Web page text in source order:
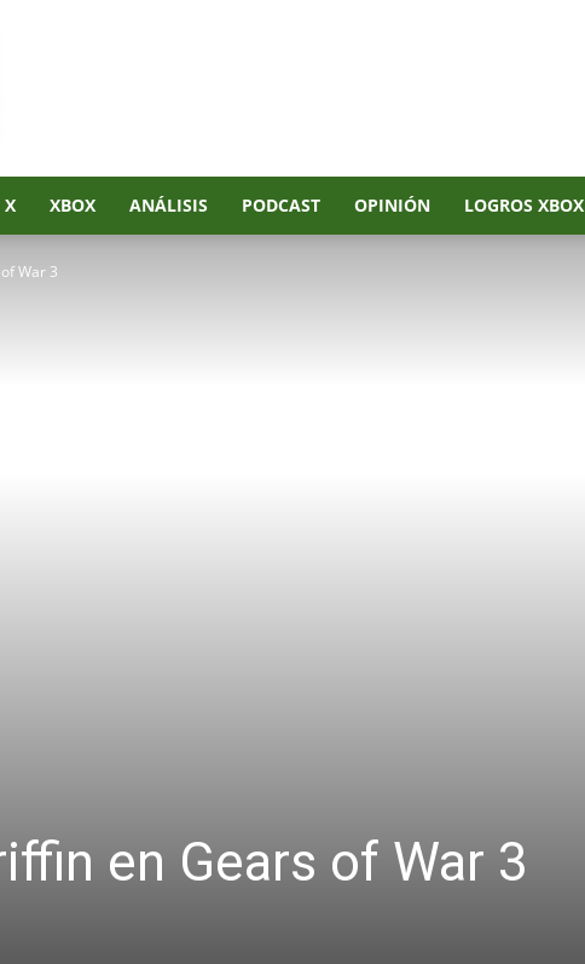
X XBOX ANÁLISIS PODCAST OPINIÓN LOGROS XBOX
War 3
en Gears of War 3